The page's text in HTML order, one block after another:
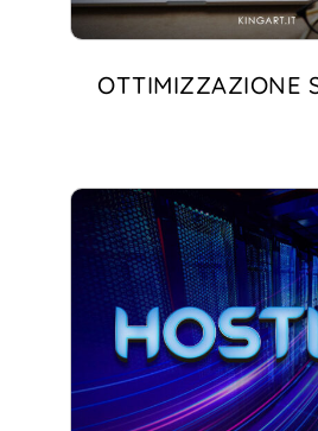
OTTIMIZZAZIONE